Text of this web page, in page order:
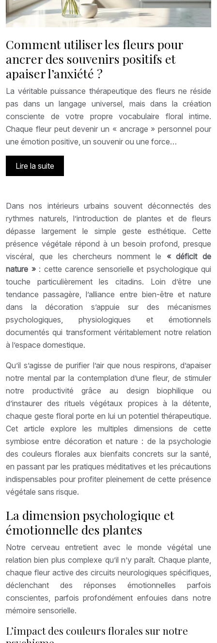
Comment utiliser les fleurs pour
ancrer des souvenirs positifs et
apaiser l’anxiété ?
La véritable puissance thérapeutique des fleurs ne réside
pas dans un langage universel, mais dans la création
consciente de votre propre vocabulaire floral intime.
Chaque fleur peut devenir un « ancrage » personnel pour
une émotion positive, un souvenir ou une force…
Lire la suite
Dans nos intérieurs urbains souvent déconnectés des
rythmes naturels, l’introduction de plantes et de fleurs
dépasse largement le simple geste esthétique. Cette
présence végétale répond à un besoin profond, presque
viscéral, que les chercheurs nomment le « déficit de
nature »: cette carence sensorielle et psychologique qui
touche particulièrement les citadins. Loin d’être une
tendance passagère, l’alliance entre bien-être et nature
dans la décoration s’appuie sur des mécanismes
psychologiques, physiologiques et émotionnels
documentés qui transforment véritablement notre relation
à l’espace domestique.
Qu’il s’agisse de purifier l’air que nous respirons, d’apaiser
notre mental par la contemplation d’une fleur, de stimuler
notre productivité grâce au design biophilique ou
d’instaurer des rituels végétaux propices à la détente,
chaque geste floral porte en lui un potentiel thérapeutique.
Cet article explore les multiples dimensions de cette
symbiose entre décoration et nature : de la psychologie
des couleurs florales aux bienfaits concrets sur la santé,
en passant par les pratiques méditatives et les précautions
indispensables pour profiter pleinement de cette présence
végétale sans risque.
La dimension psychologique et
émotionnelle des plantes
Notre cerveau entretient avec le monde végétal une
relation bien plus complexe qu’il n’y paraît. Chaque plante,
chaque fleur active des circuits neurologiques spécifiques,
déclenchant des réponses émotionnelles parfois
conscientes, parfois profondément enfouies dans notre
mémoire sensorielle.
L’impact des couleurs florales sur notre